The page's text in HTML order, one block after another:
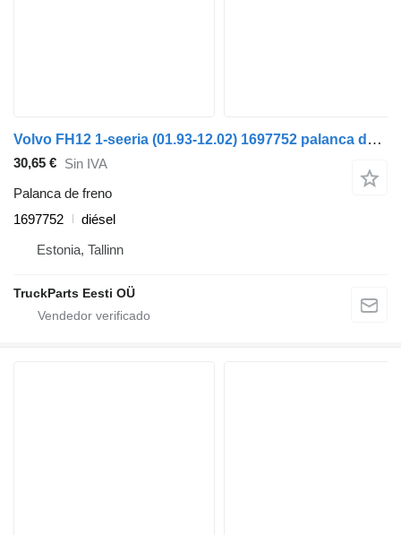
Volvo FH12 1-seeria (01.93-12.02) 1697752 palanca de freno para Volvo FH12, FH16, NH12, FH, VNL780 (1993-2014) cabeza tractora
30,65 € Sin IVA
Palanca de freno
1697752
diésel
Estonia, Tallinn
TruckParts Eesti OÜ